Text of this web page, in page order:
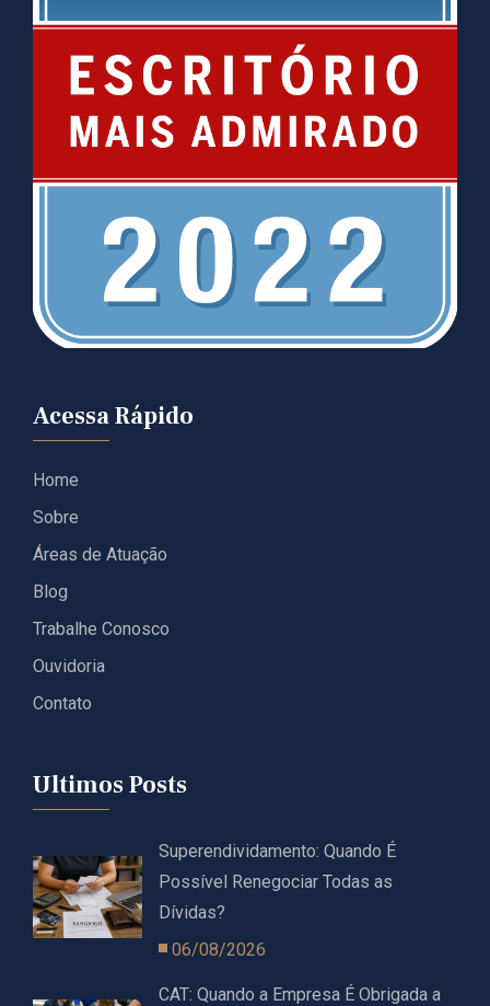
Acessa Rápido
Home
Sobre
Áreas de Atuação
Blog
Trabalhe Conosco
Ouvidoria
Contato
Ultimos Posts
Superendividamento: Quando É
Possível Renegociar Todas as
Dívidas?
06/08/2026
CAT: Quando a Empresa É Obrigada a